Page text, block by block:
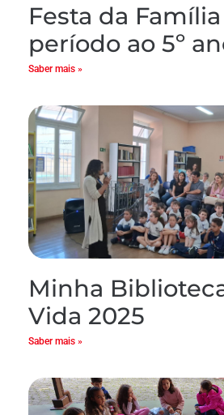
Festa da Família
período ao 5º
Saber mais »
Minha
Vida 2025
Saber mais »